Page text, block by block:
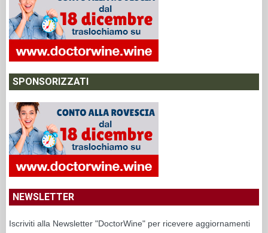
SPONSORIZZATI
NEWSLETTER
Iscriviti alla Newsletter "DoctorWine" per ricevere aggiornamenti